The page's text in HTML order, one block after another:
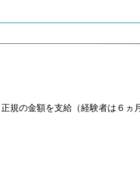
規の金額を支給（経験者は６ヵ